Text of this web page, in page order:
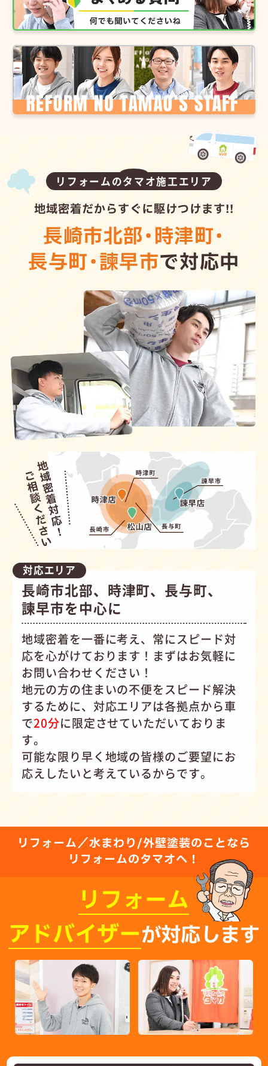
リフォームのタマオ施工エリア
地域密着だからすぐに駆けつけます!!
長崎市北部・時津町・
長与町・諫早市で対応中
対応エリア
長崎市北部、時津町、長与町、
諫早市を中心に
地域密着を一番に考え、常にスピード対
応を心がけております！まずはお気軽に
お問い合わせください！
地元の方の住まいの不便をスピード解決
するために、対応エリアは各拠点から車
で20分に限定させていただいておりま
す。
可能な限り早く地域の皆様のご要望にお
応えしたいと考えているからです。
リフォーム／水まわり/外壁塗装のことなら
リフォームのタマオへ！
リフォーム
アドバイザーが対応します